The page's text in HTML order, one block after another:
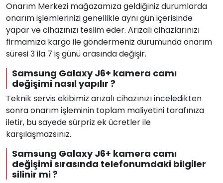
Onarım Merkezi mağazamıza geldiğiniz durumlarda
onarım işlemlerinizi genellikle aynı gün içerisinde
yapar ve cihazınızı teslim eder. Arızalı cihazlarınızı
firmamıza kargo ile göndermeniz durumunda onarım
süresi 3 ila 7 iş günü arasında değişir.
Samsung Galaxy J6+ kamera camı
değişimi nasıl yapılır ?
Teknik servis ekibimiz arızalı cihazınızı inceledikten
sonra onarım işleminin toplam maliyetini tarafınıza
iletir, bu sayede sürpriz ek ücretler ile
karşılaşmazsınız.
Samsung Galaxy J6+ kamera camı
değişimi sırasında telefonumdaki bilgiler
silinir mi ?